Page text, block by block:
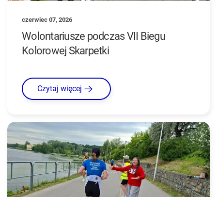
czerwiec 07, 2026
Wolontariusze podczas VII Biegu
Kolorowej Skarpetki
Czytaj więcej